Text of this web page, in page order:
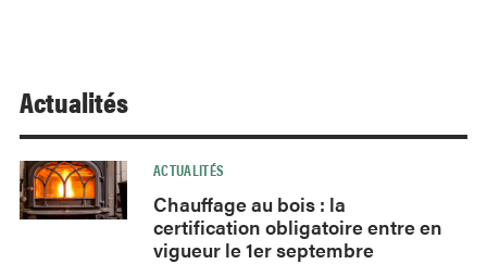
Actualités
ACTUALITÉS
Chauffage au bois : la
certification obligatoire entre en
vigueur le 1er septembre